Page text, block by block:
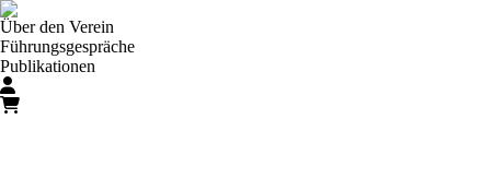
Über den Verein
Führungsgespräche
Publikationen